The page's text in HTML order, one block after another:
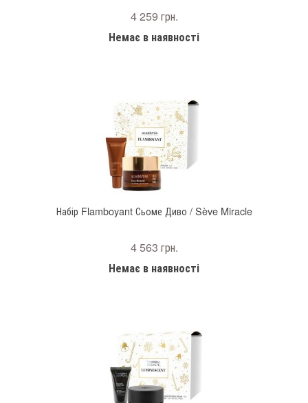
4 259 грн.
Немає в наявності
Набір Flamboyant Сьоме Диво / Sève Miracle
4 563 грн.
Немає в наявності